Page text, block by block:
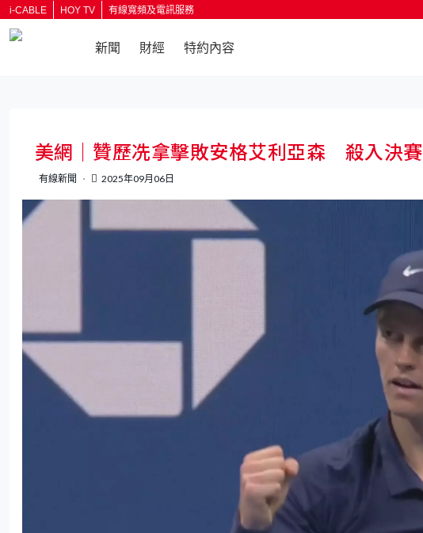
i-CABLE HOY TV 有線寬頻及電訊服務
新聞 財經 特約內容
美網｜贊歷冼拿擊敗安格艾利亞森 殺入決賽
有線新聞 2025年09月06日